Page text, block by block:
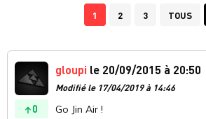
1 2 3 TOUS
0
gloupi le 20/09/2015 à 20:50
Modifié le 17/04/2019 à 14:46
Go Jin Air !